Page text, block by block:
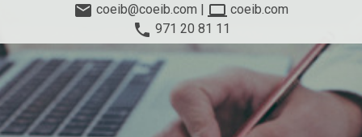
email coeib@coeib.com computer coeib.com
phone 971 20 81 11